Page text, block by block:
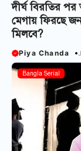
দীর্ঘ বিরতির
মেগায় ফিরছে
মিলবে?
Piya Chanda
Bangla Serial